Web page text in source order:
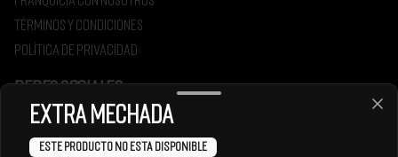
Términos y condiciones
Política de privacidad
Redes sociales
Facebook
Extra Mechada
Este producto no esta disponible